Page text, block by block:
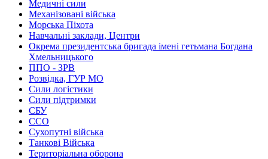
Медичні сили
Механізовані війська
Морська Піхота
Навчальні заклади, Центри
Окрема президентська бригада імені гетьмана Богдана
Хмельницького
ППО - ЗРВ
Розвідка, ГУР МО
Сили логістики
Сили підтримки
СБУ
ССО
Сухопутні війська
Танкові Війська
Територіальна оборона